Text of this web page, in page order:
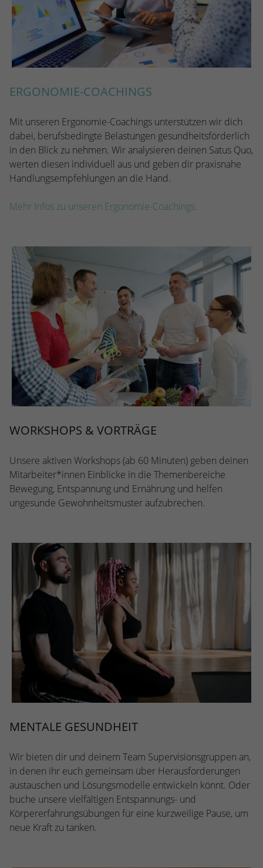
ERGONOMIE-COACHINGS
Mit unseren Ergonomie-Coachings unterstützen wir dich
dabei, berufsbedingte Belastungen gesundheitsförderlich
in den Blick zu nehmen. Wir analysieren deinen Satus Quo,
werten diesen individuell aus und geben dir praxisnahe
Handlungsempfehlungen an die Hand.
Mehr Infos zu unseren Ergonomie-Coachings.
WORKSHOPS & VORTRÄGE
Unsere aktiven Workshops (ab 60 Minuten) geben deinen
Mitarbeiter*innen Einblicke in die Themenbereiche
Bewegung, Entspannung und Ernährung und helfen
ungesunde Gewohnheitsmuster aufzubrechen.
MENTALE GESUNDHEIT
Wir bieten dir und deinem Team Supervisionsgruppen an,
in denen ihr euch gemeinsam über Herausforderungen
austauschen und Lösungsmodelle entwickeln könnt. Oder
buche unsere vielfältigen Entspannungs- und
Körpererfahrungsübungen für eine kurzweilige Pause, um
neue Kraft zu tanken.